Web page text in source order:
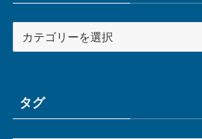
テ
ータグ